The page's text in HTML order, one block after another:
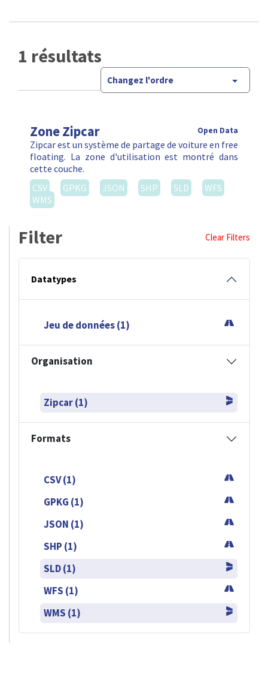
1 résultats
Changez l'ordre
Zone Zipcar Open Data
Zipcar est un système de partage de voiture en free
floating. La zone d'utilisation est montré dans
cette couche.
CSV
GPKG JSON SHP SLD
WFS
WMS
Filter Clear Filters
Datatypes
Jeu de données (1)
Organisation
Zipcar (1)
Formats
CSV (1)
GPKG (1)
JSON (1)
SHP (1)
SLD (1)
WFS (1)
WMS (1)